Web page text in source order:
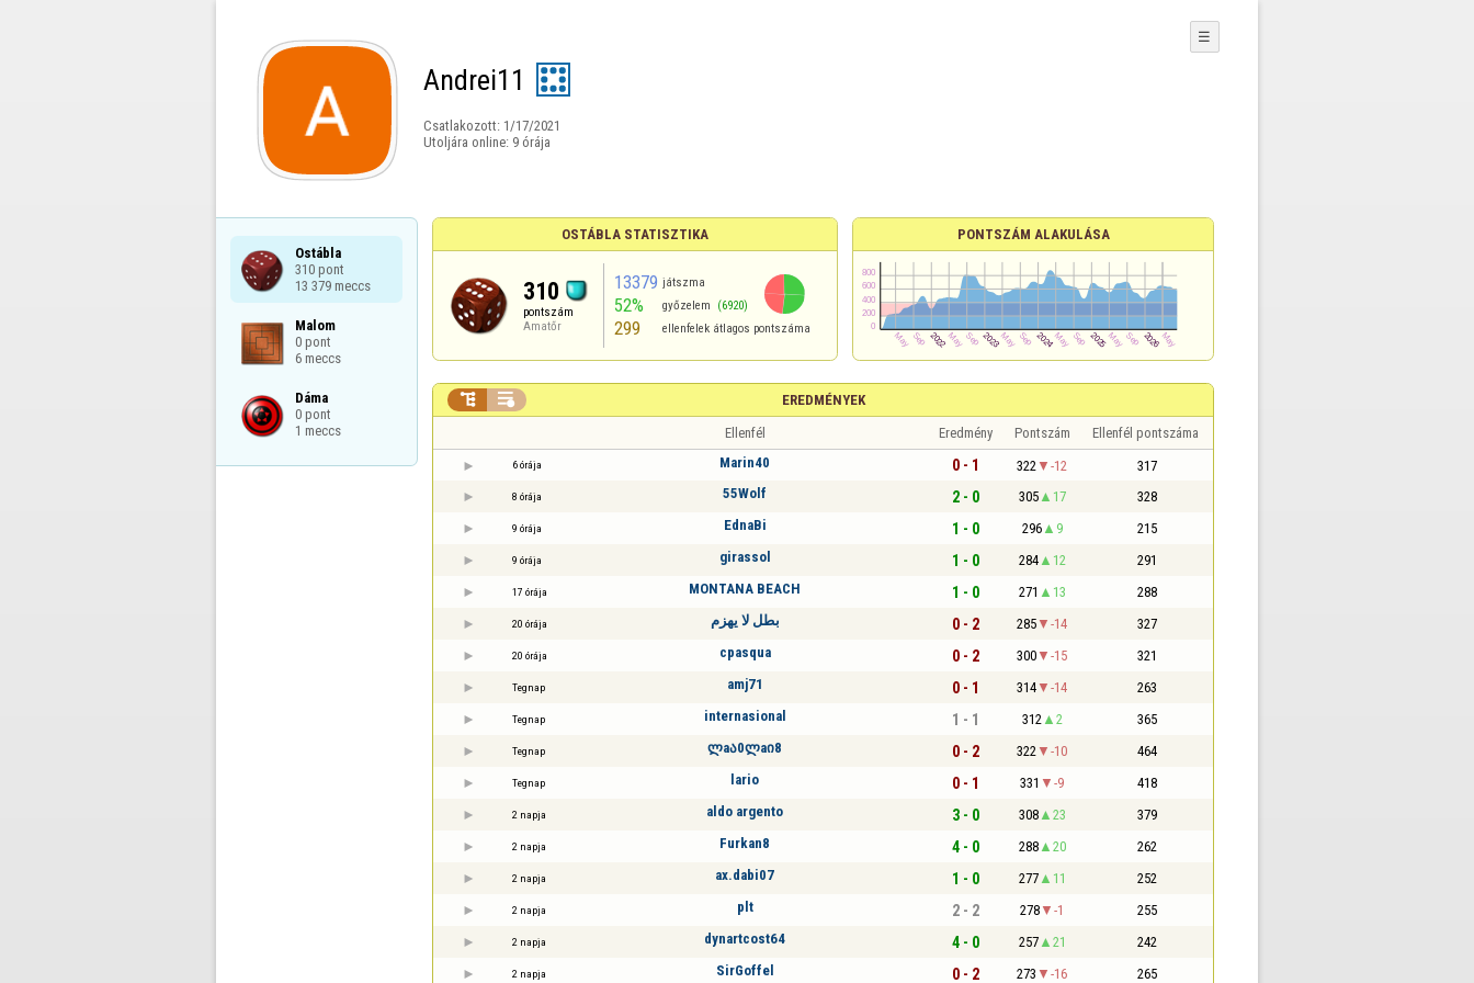
Andrei11
Csatlakozott: 1/17/2021
Utoljára online: 9 órája
☰
Ostábla
310 pont
13 379 meccs
Malom
0 pont
6 meccs
Dáma
0 pont
1 meccs
OSTÁBLA STATISZTIKA
310
pontszám
Amatőr
13379 játszma
52% győzelem (6920)
299 ellenfelek átlagos pontszáma
PONTSZÁM ALAKULÁSA
EREDMÉNYEK
 
Ellenfél Eredmény Pontszám Ellenfél pontszáma
6 órája Marin40 0 - 1 322 -12 317
8 órája 55Wolf 2 - 0 305 17 328
9 órája EdnaBi 1 - 0 296 9 215
9 órája girassol 1 - 0 284 12 291
17 órája MONTANA BEACH 1 - 0 271 13 288
20 órája بطل لا يهزم 0 - 2 285 -14 327
20 órája cpasqua 0 - 2 300 -15 321
Tegnap amj71 0 - 1 314 -14 263
Tegnap internasional 1 - 1 312 2 365
Tegnap ლaა0ლaი8 0 - 2 322 -10 464
Tegnap lario 0 - 1 331 -9 418
2 napja aldo argento 3 - 0 308 23 379
2 napja Furkan8 4 - 0 288 20 262
2 napja ax.dabi07 1 - 0 277 11 252
2 napja plt 2 - 2 278 -1 255
2 napja dynartcost64 4 - 0 257 21 242
2 napja SirGoffel 0 - 2 273 -16 265